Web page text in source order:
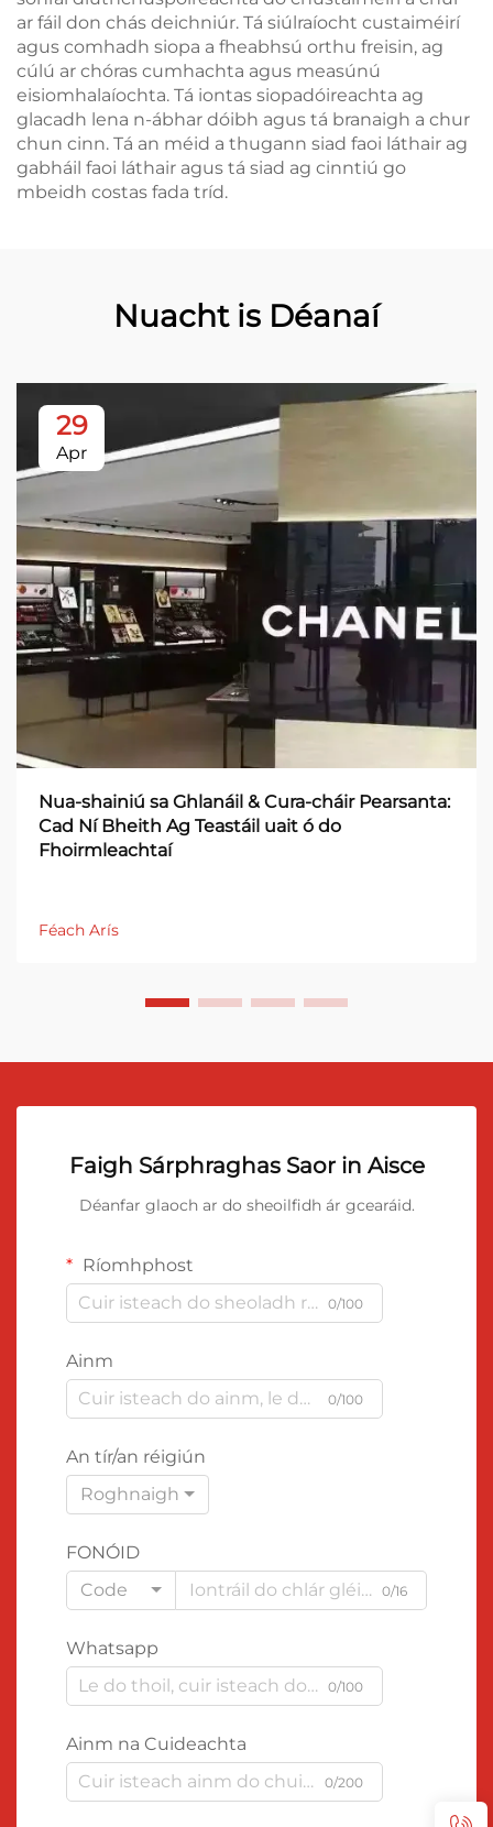
ar fáil don chás deichniúr. Tá siúlraíocht custaiméirí
agus comhadh siopa a fheabhsú orthu freisin, ag
cúlú ar chóras cumhachta agus measúnú
eisiomhalaíochta. Tá iontas siopadóireachta ag
glacadh lena n-ábhar dóibh agus tá branaigh a chur
chun cinn. Tá an méid a thugann siad faoi láthair ag
gabháil faoi láthair agus tá siad ag cinntiú go
mbeidh costas fada tríd.
Nuacht is Déanaí
29
Apr
Nua-shainiú sa Ghlanáil & Cura-cháir Pearsanta:
Cad Ní Bheith Ag Teastáil uait ó do
Fhoirmleachtaí
Féach Arís
Faigh Sárphraghas Saor in Aisce
Déanfar glaoch ar do sheoilfidh ár gcearáid.
Ríomhphost
0/100
Ainm
0/100
An tír/an réigiún
Roghnaigh
FONÓID
Code
0/16
Whatsapp
0/100
Ainm na Cuideachta
0/200